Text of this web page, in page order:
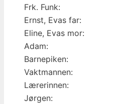
Frk. Funk:
Ernst, Evas far:
Eline, Evas mor:
Adam:
Barnepiken:
Vaktmannen:
Lærerinnen:
Jørgen: